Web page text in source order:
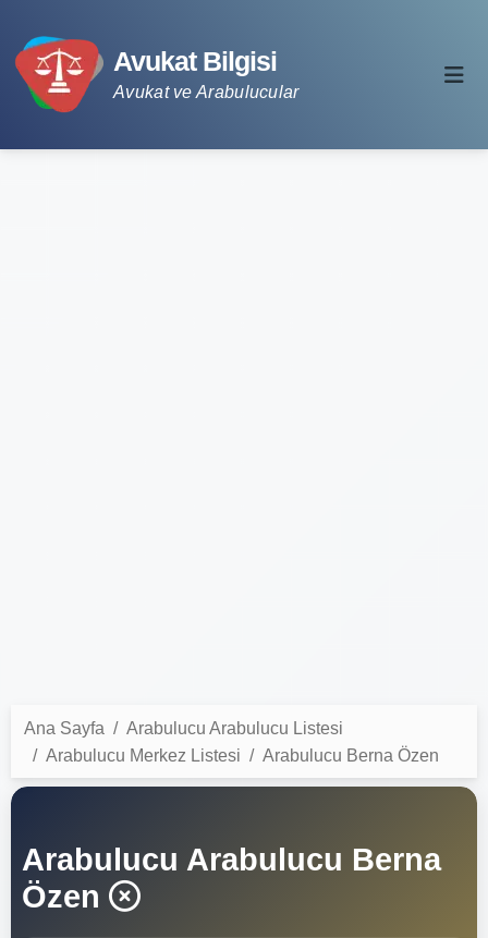
Avukat Bilgisi
Avukat ve Arabulucular
Ana Sayfa
Arabulucu Arabulucu Listesi
Arabulucu Merkez Listesi
Arabulucu Berna Özen
Arabulucu Arabulucu Berna
Özen